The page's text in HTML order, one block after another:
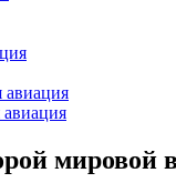
авиация
авиация
мировой